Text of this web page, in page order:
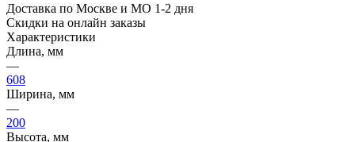
Доставка по Москве и МО 1-2 дня
Скидки на онлайн заказы
Характеристики
Длина, мм
—
608
Ширина, мм
—
200
Высота, мм